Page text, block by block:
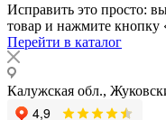
Исправить это просто:
товар и нажмите кнопку
Перейти в каталог
Калужская обл.,